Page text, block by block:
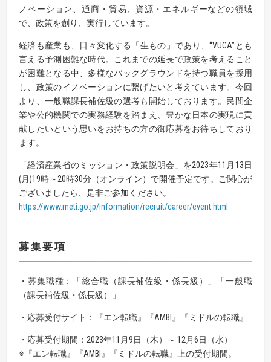
ノベーション、通商・貿易、資源・エネルギーなどの領域
で、政策を創り、実行しています。
経済も産業も、日々変化する「生もの」であり、“VUCA”とも
言える予測困難な時代。これまでの延長で政策を考えること
が困難となる中、多様なバックグラウンドを持つ職員を採用
し、政策のイノベーションに繋げたいと考えています。今回
より、一般職課長補佐級の選考も開始しております。民間企
業や公的機関での実務経験を踏まえ、豊かな日本の実現に貢
献したいという思いをお持ちの方の御応募をお待ちしており
ます。
「経済産業省のミッション・政策説明会」を2023年11月13日
(月)19時～20時30分（オンライン）で開催予定です。ご関心が
ございましたら、是非ご参加ください。
https://www.meti.go.jp/information/recruit/career/event.html
募集要項
・募集職種：「総合職（課長補佐級・係長級）」「一般職
（課長補佐級・係長級）」
・応募受付サイト：『エン転職』『AMBI』『ミドルの転職』
・応募受付期間：2023年11月9日（木）～ 12月6日（水）
※『エン転職』『AMBI』『ミドルの転職』上の受付期間。